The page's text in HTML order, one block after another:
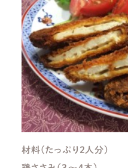
材料(たっぷり２人分)